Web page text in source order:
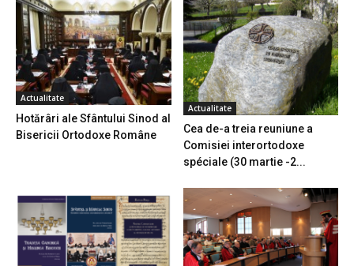
Actualitate
Hotărâri ale Sfântului Sinod al
Bisericii Ortodoxe Române
Actualitate
Cea de-a treia reuniune a
Comisiei interortodoxe
spéciale (30 martie -2...